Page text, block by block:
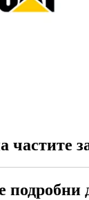
частите
подробни